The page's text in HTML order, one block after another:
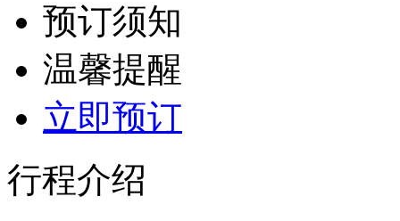
预订须知
温馨提醒
立即预订
行程介绍